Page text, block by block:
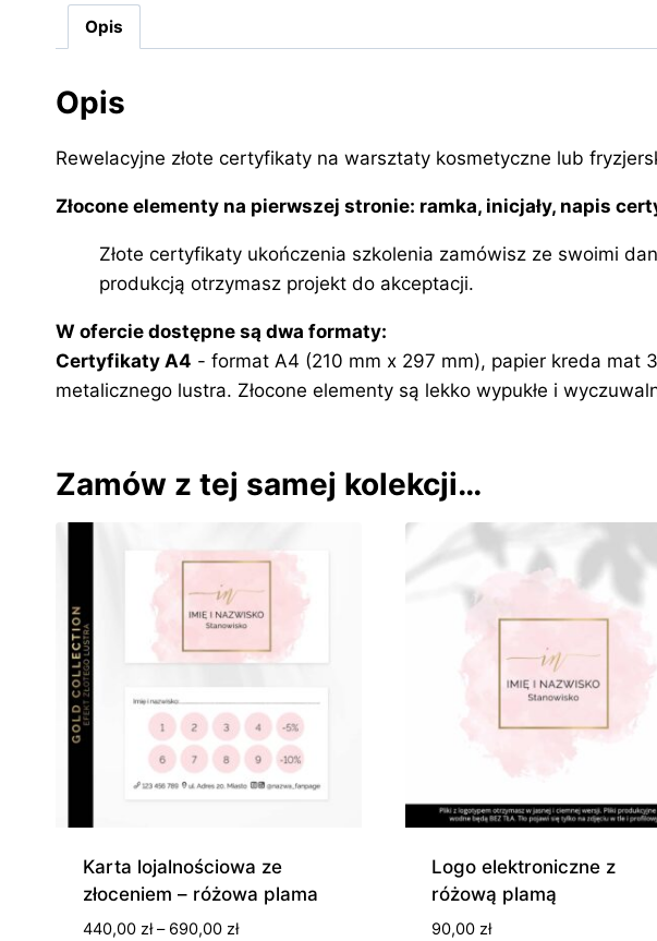
Opis
Opis
Rewelacyjne złote certyfikaty na warsztaty kosmetyczne lub
Złocone elementy na pierwszej stronie: ramka, inicjały, napis
Złote certyfikaty ukończenia szkolenia zamówisz ze swoimi
produkcją otrzymasz projekt do akceptacji.
W ofercie dostępne są dwa formaty:
Certyfikaty A4 - format A4 (210 mm x 297 mm), papier kreda mat
metalicznego lustra. Złocone elementy są lekko wypukłe i
Zamów z tej samej kolekcji…
Karta lojalnościowa ze
złoceniem – różowa plama
440,00 zł – 690,00 złZakres
Logo elektroniczne z
różową plamą
90,00 zł